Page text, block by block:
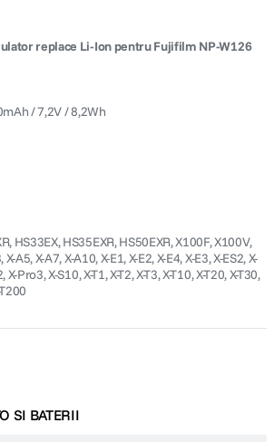
replace Li-Ion pentru Fujifilm NP-W126
/ 7,2V / 8,2Wh
HS33EX, HS35EXR, HS50EXR, X100F, X100V,
A5, X-A7, X-A10, X-E1, X-E2, X-E4, X-E3, X-ES2, X-
Pro3, X-S10, X-T1, X-T2, X-T3, X-T10, X-T20, X-T30,
SI BATERII